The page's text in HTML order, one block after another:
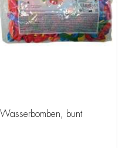
Wasserbomben, bunt